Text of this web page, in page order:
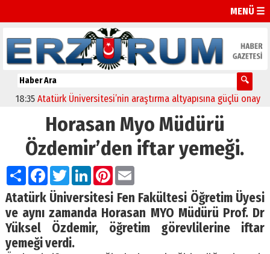
MENÜ ☰
Atatürk Üniversitesi’nin araştırma altyapısına güçlü onay
Horasan Myo Müdürü
Özdemir’den iftar yemeği.
PaylaşFacebook
TwitterLinkedIn
Pinterest
Email
Atatürk Üniversitesi Fen Fakültesi Öğretim Üyesi
ve aynı zamanda Horasan MYO Müdürü Prof. Dr
Yüksel Özdemir, öğretim görevlilerine iftar
yemeği verdi.